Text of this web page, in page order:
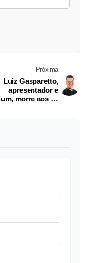
Próxima
Luiz Gasparetto,
apresentador e
morre aos 68